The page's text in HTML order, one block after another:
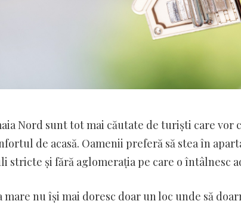
Nord sunt tot mai căutate de turiști care vor
de acasă. Oamenii preferă să stea în
stricte și fără aglomerația pe care o întâlnesc
mare nu își mai doresc doar un loc unde să